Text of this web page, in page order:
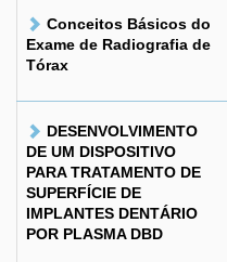
Conceitos Básicos do
Exame de Radiografia de
Tórax
DESENVOLVIMENTO
DE UM DISPOSITIVO
PARA TRATAMENTO DE
SUPERFÍCIE DE
IMPLANTES DENTÁRIO
POR PLASMA DBD